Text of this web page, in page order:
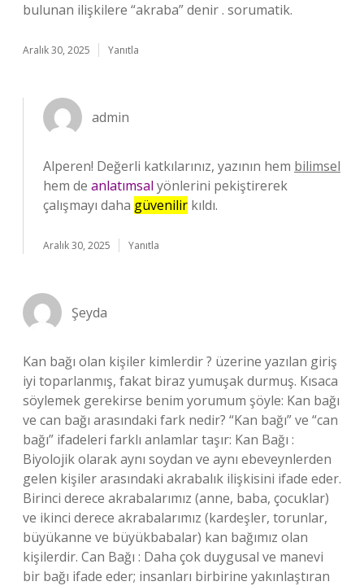
bulunan ilişkilere “akraba” denir . sorumatik.
Aralık 30, 2025 Yanıtla
admin
Alperen! Değerli katkılarınız, yazının hem bilimsel
hem de anlatımsal yönlerini pekiştirerek
çalışmayı daha güvenilir kıldı.
Aralık 30, 2025 Yanıtla
Şeyda
Kan bağı olan kişiler kimlerdir ? üzerine yazılan giriş
iyi toparlanmış, fakat biraz yumuşak durmuş. Kısaca
söylemek gerekirse benim yorumum şöyle: Kan bağı
ve can bağı arasındaki fark nedir? “Kan bağı” ve “can
bağı” ifadeleri farklı anlamlar taşır: Kan Bağı :
Biyolojik olarak aynı soydan ve aynı ebeveynlerden
gelen kişiler arasındaki akrabalık ilişkisini ifade eder.
Birinci derece akrabalarımız (anne, baba, çocuklar)
ve ikinci derece akrabalarımız (kardeşler, torunlar,
büyükanne ve büyükbabalar) kan bağımız olan
kişilerdir. Can Bağı : Daha çok duygusal ve manevi
bir bağı ifade eder; insanları birbirine yakınlaştıran